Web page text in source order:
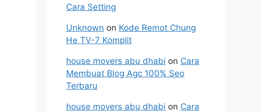
Cara Setting
Unknown on Kode Remot Chung
He TV-7 Komplit
house movers abu dhabi on Cara
Membuat Blog Agc 100% Seo
Terbaru
house movers abu dhabi on Cara